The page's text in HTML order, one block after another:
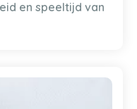
en speeltijd van